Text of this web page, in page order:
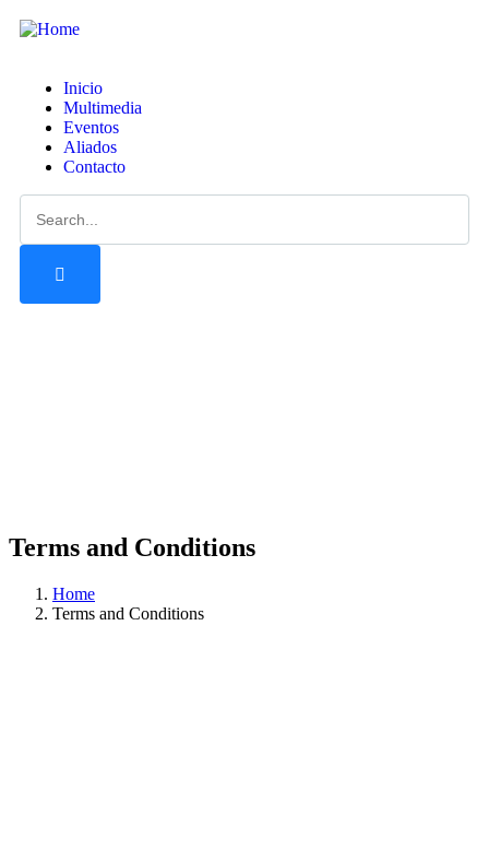
Inicio
Multimedia
Eventos
Aliados
Contacto
Terms and Conditions
Home
Terms and Conditions